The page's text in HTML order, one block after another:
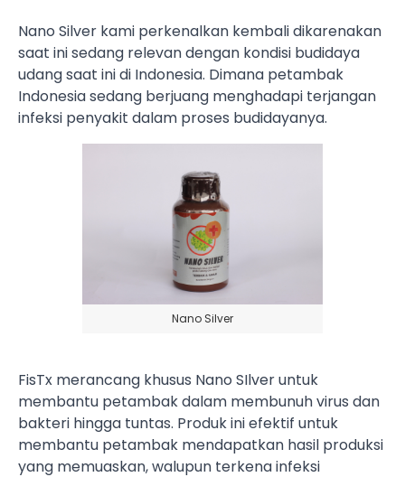
Nano Silver kami perkenalkan kembali dikarenakan
saat ini sedang relevan dengan kondisi budidaya
udang saat ini di Indonesia. Dimana petambak
Indonesia sedang berjuang menghadapi terjangan
infeksi penyakit dalam proses budidayanya.
Nano Silver
FisTx merancang khusus Nano SIlver untuk
membantu petambak dalam membunuh virus dan
bakteri hingga tuntas. Produk ini efektif untuk
membantu petambak mendapatkan hasil produksi
yang memuaskan, walupun terkena infeksi